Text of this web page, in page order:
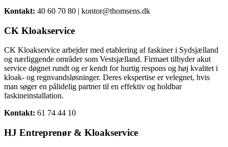
Kontakt: 40 60 70 80 | kontor@thomsens.dk
CK Kloakservice
CK Kloakservice arbejder med etablering af faskiner i Sydsjælland
og nærliggende områder som Vestsjælland. Firmaet tilbyder akut
service døgnet rundt og er kendt for hurtig respons og høj kvalitet i
kloak- og regnvandsløsninger. Deres ekspertise er velegnet, hvis
man søger en pålidelig partner til en effektiv og holdbar
faskineinstallation.
Kontakt: 61 74 44 10
HJ Entreprenør & Kloakservice